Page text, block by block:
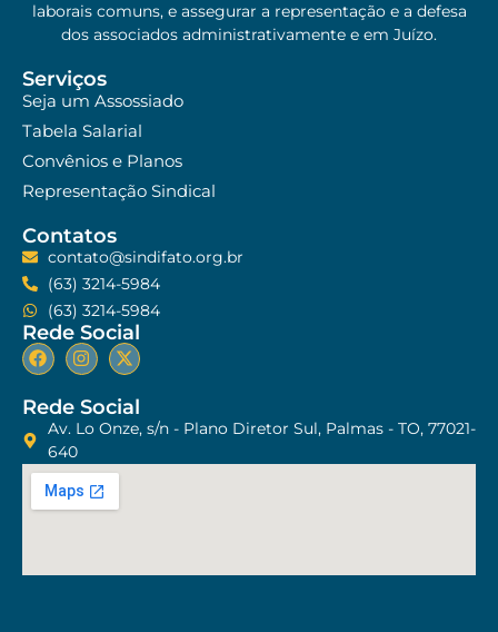
laborais comuns, e assegurar a representação e a defesa
dos associados administrativamente e em Juízo.
Serviços
Seja um Assossiado
Tabela Salarial
Convênios e Planos
Representação Sindical
Contatos
contato@sindifato.org.br
(63) 3214-5984
(63) 3214-5984
Rede Social
Rede Social
Av. Lo Onze, s/n - Plano Diretor Sul, Palmas - TO, 77021-
640